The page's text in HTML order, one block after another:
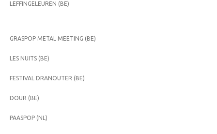
LEFFINGELEUREN (BE)
GRASPOP METAL MEETING (BE)
LES NUITS (BE)
FESTIVAL DRANOUTER (BE)
DOUR (BE)
PAASPOP (NL)